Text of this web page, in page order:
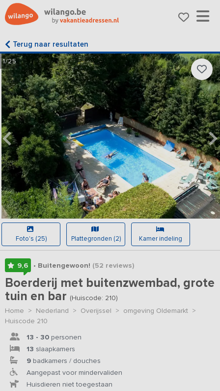
Terug naar resultaten
1/25
Foto's (25) Plattegronden (2) Kamer indeling
9,6 • Buitengewoon! (52 reviews)
Boerderij met buitenzwembad, grote
tuin en bar (Huiscode: 210)
Home > Nederland > Overijssel > omgeving Oldemarkt >
Huiscode 210
13 - 30 personen
13 slaapkamers
9 badkamers / douches
Aangepast voor mindervaliden
Huisdieren niet toegestaan